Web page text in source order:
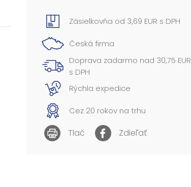
Text na prednej strane blahoželania:
Blahoželanie k narozeninám 30
Text vo vnútri blahoželania:
Všetko najlepšie
k narodeninám,
pohodu do ďalších rokov
plných šťastia, zdravia
a radostných chvíľ
praje
Zásielkovňa od 3,69 EUR s DPH
Česká firma
Doprava zadarmo nad 30,75 EUR
s DPH
Rýchla expedice
Cez 20 rokov na trhu
Tlač Zdieľať